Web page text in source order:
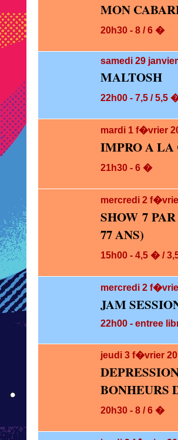
MON
20h30 - 8 / 6 �
samedi 29
MALTOSH
22h00 - 7,5 / 5,5
mardi 1 f�vrier
IMPRO A LA
21h30 - 6 �
mercredi 2
SHOW 7
77 ANS)
15h00 - 4,5 � /
mercredi 2
JAM
22h00 - entree
jeudi 3 f�vrier
BONHEURS
20h30 - 8 / 6 �